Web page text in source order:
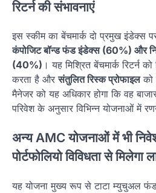
रिटर्न की संभावनाएं
इस स्कीम का बेंचमार्क दो प्रमुख इंडेक्स
कंपोजिट बॉन्ड फंड इंडेक्स (60%) और
(40%) । यह मिश्रित बेंचमार्क रिटर्न
करता है औरसंतुलित रिस्क प्रोफाइलको
मैनेजर को यह अधिकार होगा कि वह
परिवेश के अनुसार विभिन्न योजनाओं में
अन्य AMC योजनाओं में भी
पोर्टफोलियो विविधता से मिलेगा
यह योजना मुख्य रूप से टाटा म्युचुअल